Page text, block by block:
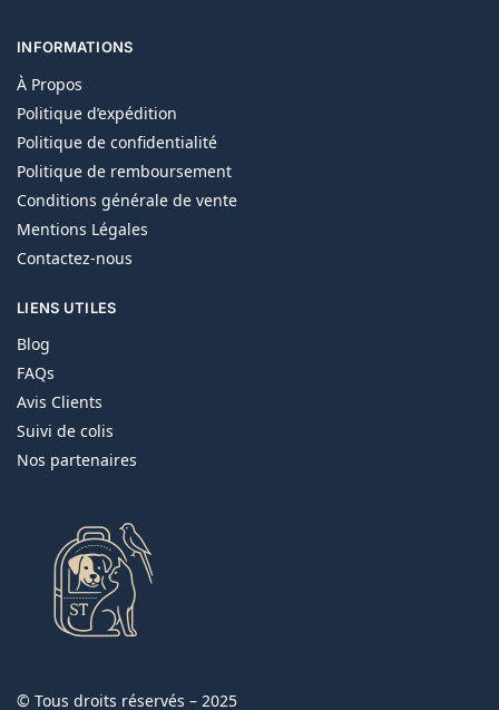
INFORMATIONS
À Propos
Politique d’expédition
Politique de confidentialité
Politique de remboursement
Conditions générale de vente
Mentions Légales
Contactez-nous
LIENS UTILES
Blog
FAQs
Avis Clients
Suivi de colis
Nos partenaires
© Tous droits réservés – 2025